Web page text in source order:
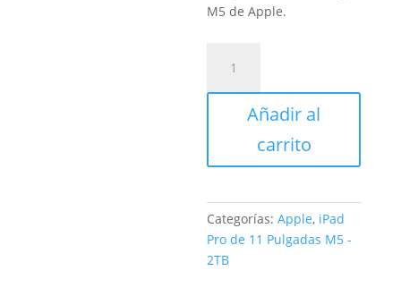
M5 de Apple.
de
espacial
Nanotexturizado
cantidad
Añadir al
carrito
Categorías:Apple, iPad
Pro de 11 Pulgadas M5 -
2TB